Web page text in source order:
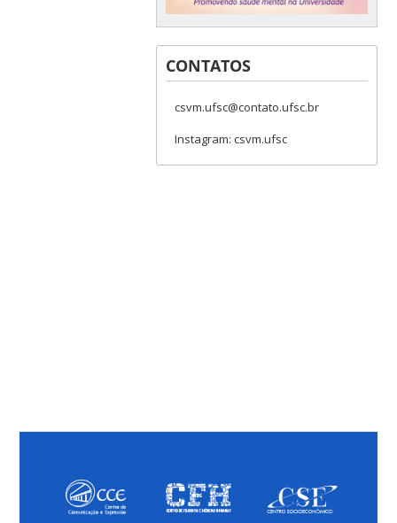
CONTATOS
csvm.ufsc@contato.ufsc.br
Instagram: csvm.ufsc